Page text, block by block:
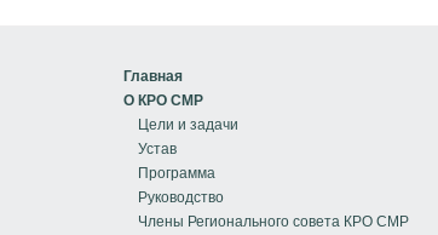
Главная
О КРО СМР
Цели и задачи
Устав
Программа
Руководство
Члены Регионального совета КРО СМР